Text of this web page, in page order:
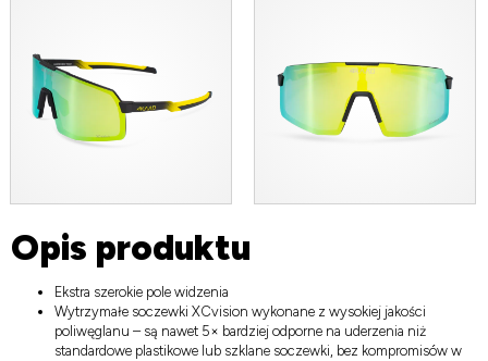
Opis produktu
Ekstra szerokie pole widzenia
Wytrzymałe soczewki XCvision wykonane z wysokiej jakości
poliwęglanu – są nawet 5× bardziej odporne na uderzenia niż
standardowe plastikowe lub szklane soczewki, bez kompromisów w